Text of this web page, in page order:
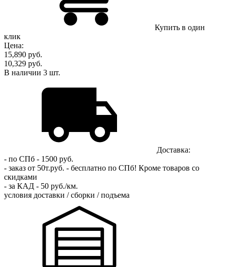
Купить в один
клик
Цена:
15,890 руб.
10,329 руб.
В наличии 3 шт.
Доставка:
- по СПб - 1500 руб.
- заказ от 50т.руб. - бесплатно по СПб! Кроме товаров со
скидками
- за КАД - 50 руб./км.
условия доставки / сборки / подъема